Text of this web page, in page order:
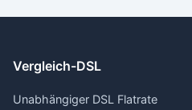
Vergleich-DSL
Unabhängiger DSL Flatrate